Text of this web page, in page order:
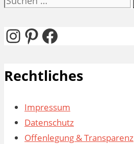
Instagram
Pinterest
Facebook
Rechtliches
Impressum
Datenschutz
Offenlegung & Transparenz